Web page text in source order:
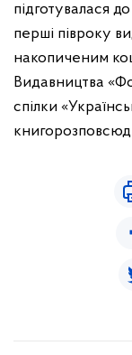
підготувалася
перші півроку
накопиченим
Видавництва
спілки